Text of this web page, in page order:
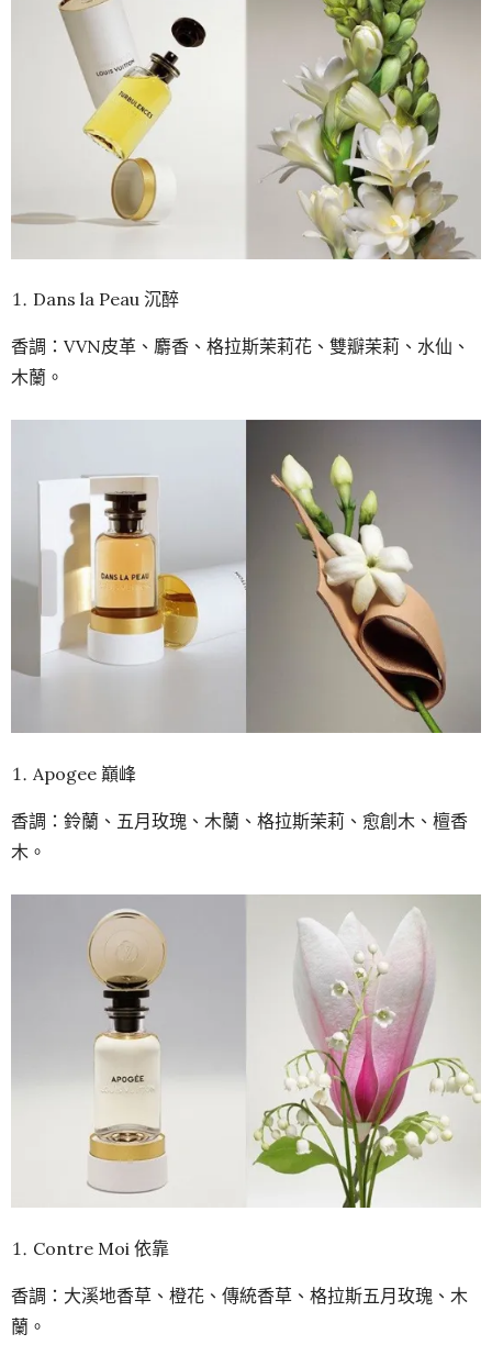
Dans la Peau 沉醉
香調：VVN皮革、麝香、格拉斯茉莉花、雙瓣茉莉、水仙、
木蘭。
Apogee 巔峰
香調：鈴蘭、五月玫瑰、木蘭、格拉斯茉莉、愈創木、檀香
木。
Contre Moi 依靠
香調：大溪地香草、橙花、傳統香草、格拉斯五月玫瑰、木
蘭。